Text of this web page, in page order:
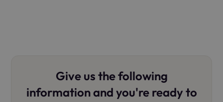
Give us the following
information and you're ready to